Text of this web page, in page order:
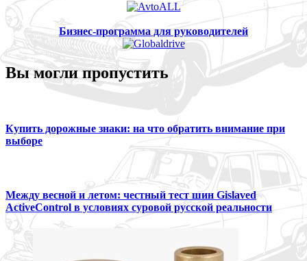
Бизнес-программа для руководителей
Вы могли пропустить
Купить дорожные знаки: на что обратить внимание при
выборе
Между весной и летом: честный тест шин Gislaved
ActiveControl в условиях суровой русской реальности